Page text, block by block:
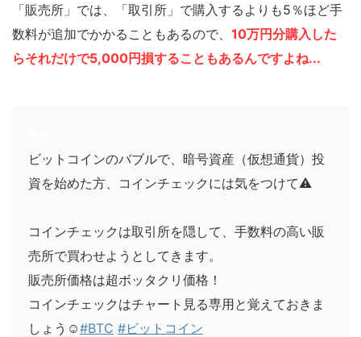
「販売所」では、「取引所」で購入するよりも5％ほど手
数料が追加でかかることもあるので、 10万円分購入した
らそれだけで5,000円損することもあるんですよね...
ビットコインのバブルで、暗号資産（仮想通貨）投
資を始めた方、コインチェックには気をつけて⚠️
コインチェックは取引所を隠して、手数料の高い販
売所で買わせようとしてきます。
販売所価格は超ボッタクリ価格！
コインチェックはチャート見る専用と覚えておきま
しょう☺️#BTC #ビットコイン